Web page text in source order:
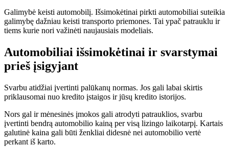
Galimybė keisti automobilį. Išsimokėtinai pirkti automobiliai suteikia
galimybę dažniau keisti transporto priemones. Tai ypač patrauklu ir
tiems kurie nori važinėti naujausiais modeliais.
Automobiliai išsimokėtinai ir svarstymai
prieš įsigyjant
Svarbu atidžiai įvertinti palūkanų normas. Jos gali labai skirtis
priklausomai nuo kredito įstaigos ir jūsų kredito istorijos.
Nors gal ir mėnesinės įmokos gali atrodyti patrauklios, svarbu
įvertinti bendrą automobilio kainą per visą lizingo laikotarpį. Kartais
galutinė kaina gali būti ženkliai didesnė nei automobilio vertė
perkant iš karto.